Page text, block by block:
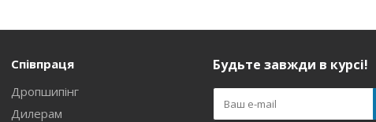
Співпраця
Дропшипінг
Дилерам
Будьте завжди в курсі!